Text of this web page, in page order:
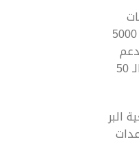
حصرية من أفضل المصانع الصينية والعالمية بأسعار تنافسية، حيث تعد المنصة نقطة الانطلاق لأكثر من 5000
تدعم
المنصة حوالي مليون وظيفة حول العالم في سلاسل التوريد المختلفة، ويستفيد من المنصة ما يتجاوز الـ 50
البر